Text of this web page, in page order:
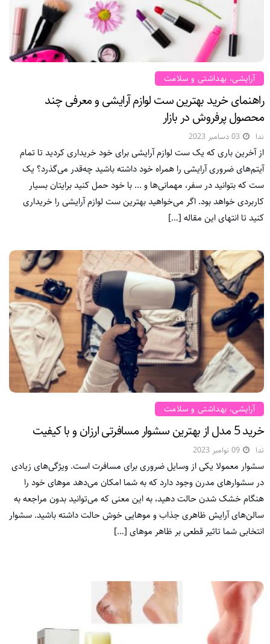
آرایشی، بهداشتی و سلامت
راهنمای خرید بهترین ست لوازم آرایشی و معرفی چند
محصول پرفروش در بازار
ندا 03 دسامبر 2023
از آخرین باری که یک ست لوازم آرایشی برای خود خریداری کردید تا تمام
آیتم‌‌های ضروری آرایشی را همراه خود داشته باشید چه‌قدر می‌گذرد؟ یک
ست که بتوانید در سفر، مهمانی‌ها و ... با خود حمل کنید برایتان بسیار
کاربردی خواهد بود. اگر می‌خواهید بهترین ست لوازم آرایشی را خریداری
کنید تا انتهای این مقاله […]
آرایشی، بهداشتی و سلامت
خرید 5 مدل از بهترین سشوار مسافرتی ارزان و با کیفیت
ندا 09 نوامبر 2023
سشوار معمولا یکی از وسایل ضروری برای مسافرت است. ویژگی‌های زیادی
در سشوارهای مدرن وجود دارد که به شما امکان می‌دهد موهای خود را
هنگام خشک شدن حالت دهید، به این معنی که می‌توانید بدون مراجعه به
سالن‌های آرایش ظاهری جذاب و موهایی خوش حالت داشته باشید. سشوار
انتخابی شما تاثیر قطعی بر ظاهر موهای […]